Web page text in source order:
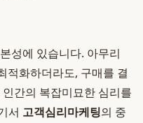
성에 있습니다. 아무리
적화하더라도, 구매를 결
간의 복잡미묘한 심리를
서 고객심리마케팅의 중